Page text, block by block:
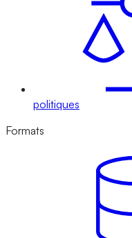
politiques
Formats